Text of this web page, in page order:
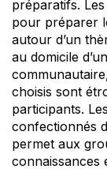
préparatifs.
pour préparer
autour d’un
au domicile
choisis sont
participants.
confectionnés
permet aux
connaissances